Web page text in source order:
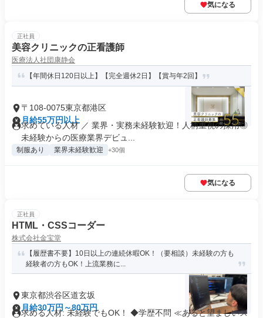
気になる
正社員
美容クリニックの正看護師
医療法人社団康静会
【年間休日120日以上】【完全週休2日】【賞与年2回】
〒108-0075東京都港区
月給55万円以上
求めている人材 ／ 業界・実務未経験歓迎！人柄重視の採用◎
未経験からの医療業界デビュ...
制服あり 業界未経験歓迎 +30個
気になる
正社員
HTML・CSSコーダー
株式会社金宝堂
【履歴書不要】10日以上の連続休暇OK！（要相談）未経験の方も
経験者の方もOK！上流業務に...
東京都渋谷区道玄坂
月給30万円～80万円
求める人材: 未経験でもOK！ ◆学歴不問 ≪あると望ましいス